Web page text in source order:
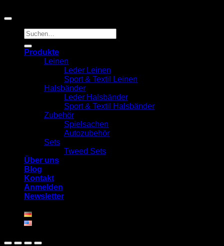
Suchen
nach:
Produkte
Leinen
Leder Leinen
Sport & Textil Leinen
Halsbänder
Leder Halsbänder
Sport & Textil Halsbänder
Zubehör
Spielsachen
Autozubehör
Sets
Tweed Sets
Über uns
Blog
Kontakt
Anmelden
Newsletter